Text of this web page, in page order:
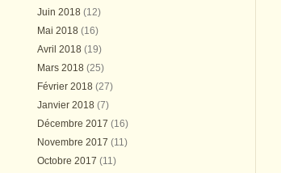
Juin 2018 (12)
Mai 2018 (16)
Avril 2018 (19)
Mars 2018 (25)
Février 2018 (27)
Janvier 2018 (7)
Décembre 2017 (16)
Novembre 2017 (11)
Octobre 2017 (11)